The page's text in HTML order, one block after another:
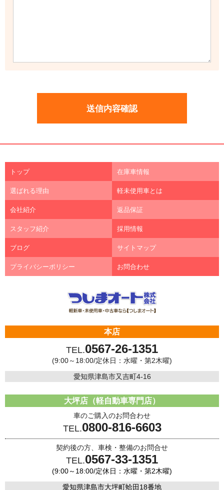
トップ 在庫車情報
選ばれる理由 軽未使用車とは
会社紹介 返品保証
スタッフ紹介 採用情報
ブログ サイトマップ
プライバシーポリシー お問合わせ
本店
TEL.0567-26-1351
(9:00～18:00/定休日：水曜・第2木曜)
愛知県津島市又吉町4-16
大坪店（軽自動車専門店）
車のご購入のお問合わせ
TEL.0800-816-6603
契約後の方、車検・整備のお問合せ
TEL.0567-33-1351
(9:00～18:00/定休日：水曜・第2木曜)
愛知県津島市大坪町蛤田18番地